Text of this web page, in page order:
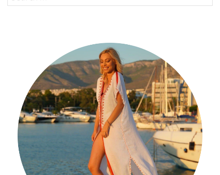
for: